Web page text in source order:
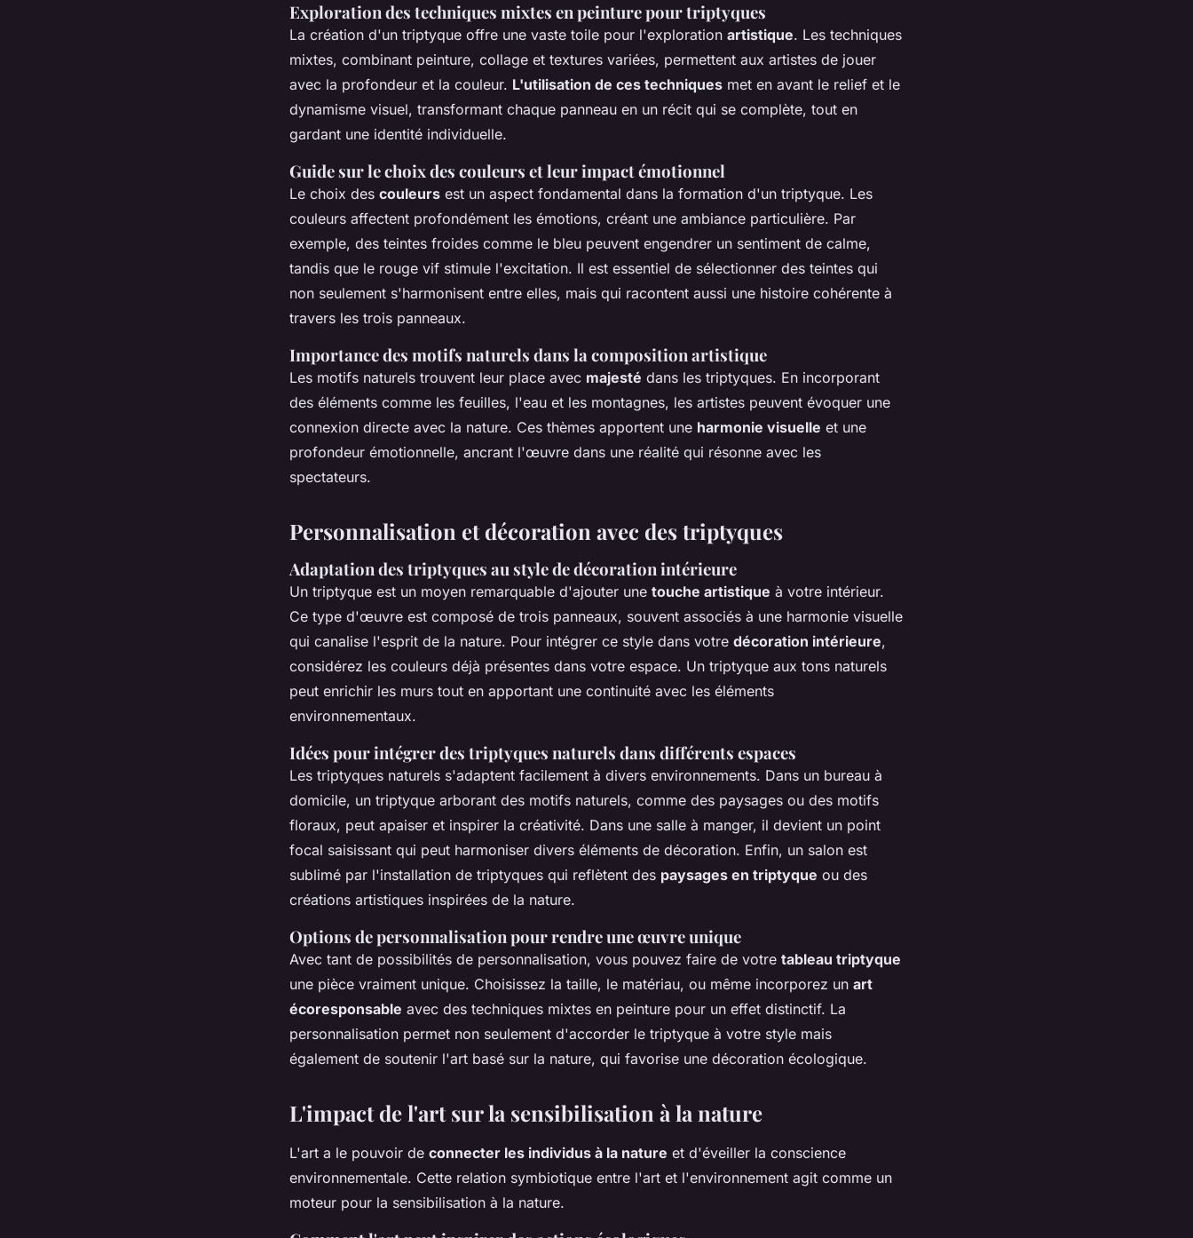
Exploration des techniques mixtes en peinture pour triptyques
La création d'un triptyque offre une vaste toile pour l'exploration artistique. Les techniques
mixtes, combinant peinture, collage et textures variées, permettent aux artistes de jouer
avec la profondeur et la couleur. L'utilisation de ces techniques met en avant le relief et le
dynamisme visuel, transformant chaque panneau en un récit qui se complète, tout en
gardant une identité individuelle.
Guide sur le choix des couleurs et leur impact émotionnel
Le choix des couleurs est un aspect fondamental dans la formation d'un triptyque. Les
couleurs affectent profondément les émotions, créant une ambiance particulière. Par
exemple, des teintes froides comme le bleu peuvent engendrer un sentiment de calme,
tandis que le rouge vif stimule l'excitation. Il est essentiel de sélectionner des teintes qui
non seulement s'harmonisent entre elles, mais qui racontent aussi une histoire cohérente à
travers les trois panneaux.
Importance des motifs naturels dans la composition artistique
Les motifs naturels trouvent leur place avec majesté dans les triptyques. En incorporant
des éléments comme les feuilles, l'eau et les montagnes, les artistes peuvent évoquer une
connexion directe avec la nature. Ces thèmes apportent une harmonie visuelle et une
profondeur émotionnelle, ancrant l'œuvre dans une réalité qui résonne avec les
spectateurs.
Personnalisation et décoration avec des triptyques
Adaptation des triptyques au style de décoration intérieure
Un triptyque est un moyen remarquable d'ajouter une touche artistique à votre intérieur.
Ce type d'œuvre est composé de trois panneaux, souvent associés à une harmonie visuelle
qui canalise l'esprit de la nature. Pour intégrer ce style dans votre décoration intérieure,
considérez les couleurs déjà présentes dans votre espace. Un triptyque aux tons naturels
peut enrichir les murs tout en apportant une continuité avec les éléments
environnementaux.
Idées pour intégrer des triptyques naturels dans différents espaces
Les triptyques naturels s'adaptent facilement à divers environnements. Dans un bureau à
domicile, un triptyque arborant des motifs naturels, comme des paysages ou des motifs
floraux, peut apaiser et inspirer la créativité. Dans une salle à manger, il devient un point
focal saisissant qui peut harmoniser divers éléments de décoration. Enfin, un salon est
sublimé par l'installation de triptyques qui reflètent des paysages en triptyque ou des
créations artistiques inspirées de la nature.
Options de personnalisation pour rendre une œuvre unique
Avec tant de possibilités de personnalisation, vous pouvez faire de votre tableau triptyque
une pièce vraiment unique. Choisissez la taille, le matériau, ou même incorporez un art
écoresponsable avec des techniques mixtes en peinture pour un effet distinctif. La
personnalisation permet non seulement d'accorder le triptyque à votre style mais
également de soutenir l'art basé sur la nature, qui favorise une décoration écologique.
L'impact de l'art sur la sensibilisation à la nature
L'art a le pouvoir de connecter les individus à la nature et d'éveiller la conscience
environnementale. Cette relation symbiotique entre l'art et l'environnement agit comme un
moteur pour la sensibilisation à la nature.